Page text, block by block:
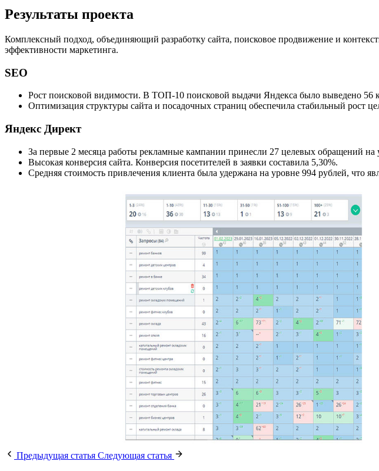
Результаты проекта
Комплексный подход, объединяющий разработку сайта, поисковое продвижение и
эффективности маркетинга.
SEO
Рост поисковой видимости. В ТОП-10 поисковой выдачи Яндекса было выведено 56
Оптимизация структуры сайта и посадочных страниц обеспечила стабильный рост
Яндекс Директ
За первые 2 месяца работы рекламные кампании принесли 27 целевых обращений на
Высокая конверсия сайта. Конверсия посетителей в заявки составила 5,30%.
Средняя стоимость привлечения клиента была удержана на уровне 994 рублей, что
Предыдущая статья Следующая статья